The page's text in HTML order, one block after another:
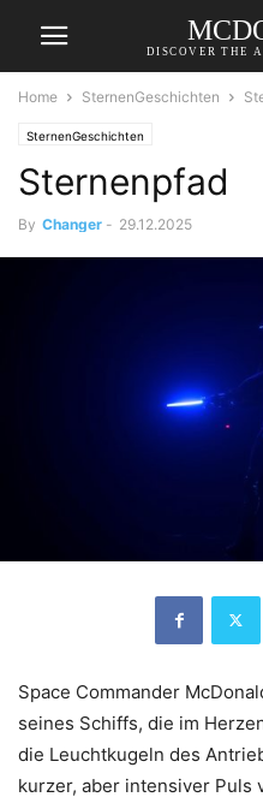
DISCOVER THE
Home SternenGeschichten
SternenGeschichten
Sternenpfad
By Changer - 29.12.2025
Space Commander
seines Schiffs, die im
die Leuchtkugeln des
kurzer, aber intensiver Puls